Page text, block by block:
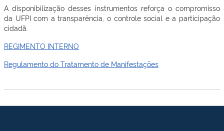
A disponibilização desses instrumentos reforça o compromisso
da UFPI com a transparência, o controle social e a participação
cidadã.
REGIMENTO INTERNO
Regulamento do Tratamento de Manifestações